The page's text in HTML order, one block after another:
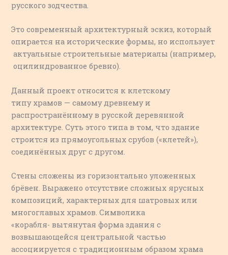
русского зодчества.
Это современный архитектурный эскиз, который
опирается на исторические формы, но использует
актуальные строительные материалы (например,
оцилиндрованное бревно).
Данный проект относится к клетскому
типу храмов — самому древнему и
распространённому в русской деревянной
архитектуре. Суть этого типа в том, что здание
строится из прямоугольных срубов («клетей»),
соединённых друг с другом.
Стены сложены из горизонтально уложенных
брёвен. Выражено отсутствие сложных ярусных
композиций, характерных для шатровых или
многоглавых храмов. Символика
«корабля- вытянутая форма здания с
возвышающейся центральной частью
ассоциируется с традиционным образом храма